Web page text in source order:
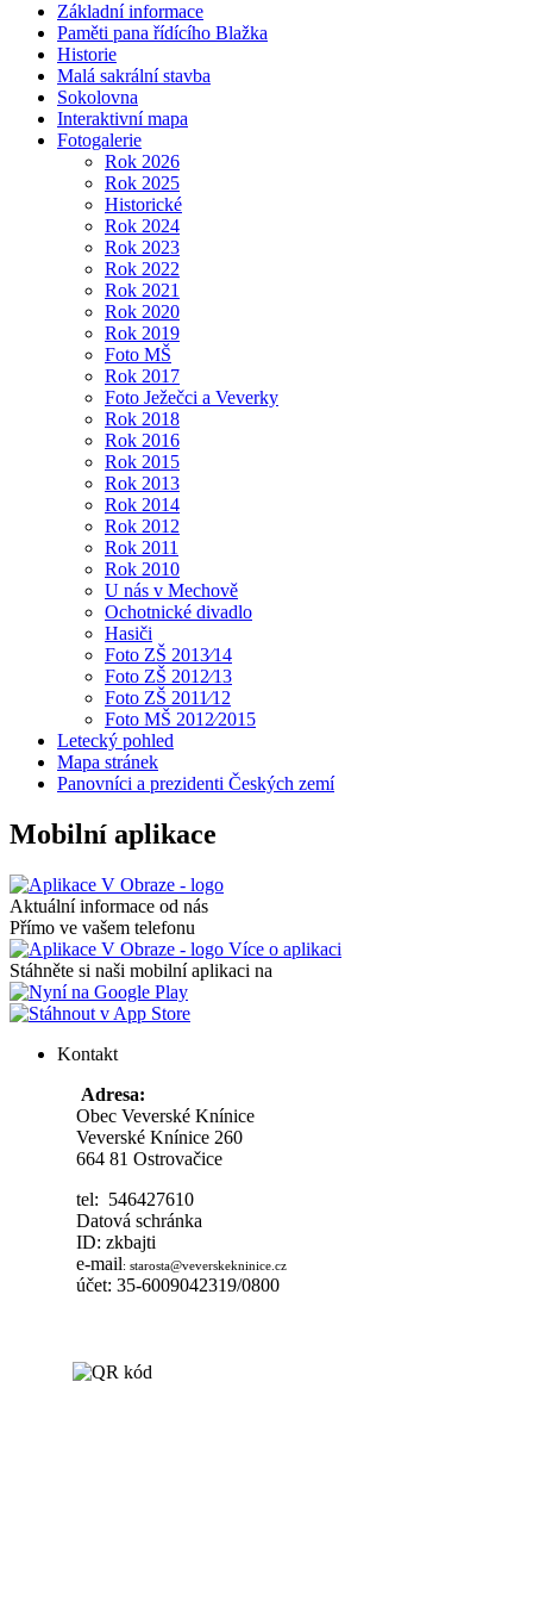
Základní informace
Paměti pana řídícího Blažka
Historie
Malá sakrální stavba
Sokolovna
Interaktivní mapa
Fotogalerie
Rok 2026
Rok 2025
Historické
Rok 2024
Rok 2023
Rok 2022
Rok 2021
Rok 2020
Rok 2019
Foto MŠ
Rok 2017
Foto Ježečci a Veverky
Rok 2018
Rok 2016
Rok 2015
Rok 2013
Rok 2014
Rok 2012
Rok 2011
Rok 2010
U nás v Mechově
Ochotnické divadlo
Hasiči
Foto ZŠ 2013⁄14
Foto ZŠ 2012⁄13
Foto ZŠ 2011⁄12
Foto MŠ 2012⁄2015
Letecký pohled
Mapa stránek
Panovníci a prezidenti Českých zemí
Mobilní aplikace
Aktuální informace od nás
Přímo ve vašem telefonu
Více o aplikaci
Stáhněte si naši mobilní aplikaci na
Kontakt
Adresa:
Obec Veverské Knínice
Veverské Knínice 260
664 81 Ostrovačice
tel: 546427610
Datová schránka
ID: zkbajti
e-mail: starosta@veverskekninice.cz
účet: 35-6009042319/0800